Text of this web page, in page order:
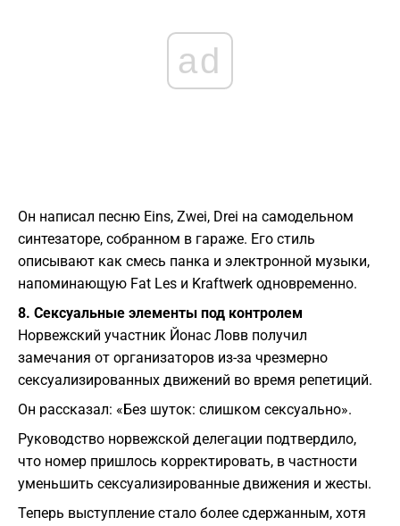
ad
Он написал песню Eins, Zwei, Drei на самодельном
синтезаторе, собранном в гараже. Его стиль
описывают как смесь панка и электронной музыки,
напоминающую Fat Les и Kraftwerk одновременно.
8. Сексуальные элементы под контролем
Норвежский участник Йонас Ловв получил
замечания от организаторов из-за чрезмерно
сексуализированных движений во время репетиций.
Он рассказал: «Без шуток: слишком сексуально».
Руководство норвежской делегации подтвердило,
что номер пришлось корректировать, в частности
уменьшить сексуализированные движения и жесты.
Теперь выступление стало более сдержанным, хотя